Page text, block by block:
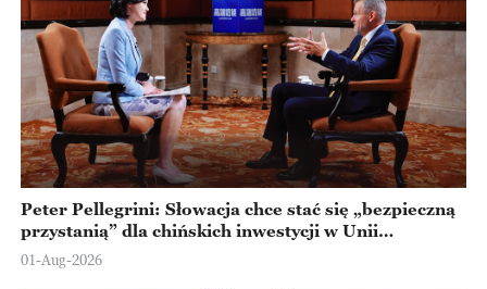
Peter Pellegrini: Słowacja chce stać się „bezpieczną
przystanią” dla chińskich inwestycji w Unii
Europejskiej
01-Aug-2026